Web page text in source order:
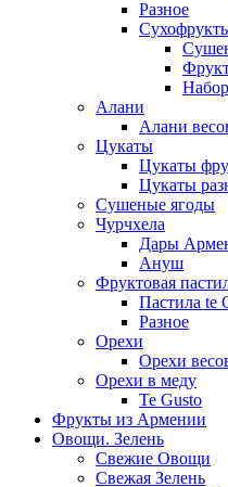
Разное
Алани
Алани
Цукаты
Цукаты
Цукаты
Сушеные ягоды
Чурчхела
Дары
Ануш
Фруктовая
Пастила te
Разное
Орехи
Орехи
Орехи в меду
Te Gusto
Фрукты из Армении
Овощи. Зелень
Свежие Овощи
Свежая Зелень